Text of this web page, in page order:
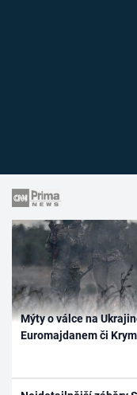
Mýty o válce na
Euromajdanem či